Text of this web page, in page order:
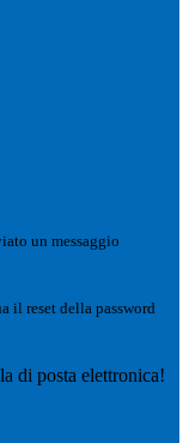
un messaggio
il reset della password
di posta elettronica!